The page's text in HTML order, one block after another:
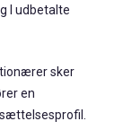
I udbetalte
sker
en